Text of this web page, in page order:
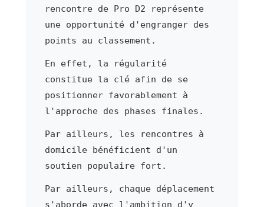
rencontre de Pro D2 représente
une opportunité d'engranger des
points au classement.
En effet, la régularité
constitue la clé afin de se
positionner favorablement à
l'approche des phases finales.
Par ailleurs, les rencontres à
domicile bénéficient d'un
soutien populaire fort.
Par ailleurs, chaque déplacement
s'aborde avec l'ambition d'y